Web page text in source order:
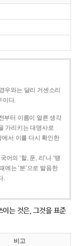
우와는 달리 거센소리
이다.
부터 이름이 얼른 생각
가리키는 대명사로
에서 이를 다시 확인한
어의 ‘할, 푼, 리’나 ‘땡
에는 ‘분’으로 발음한
.
이는 것은, 그것을 표준
비고